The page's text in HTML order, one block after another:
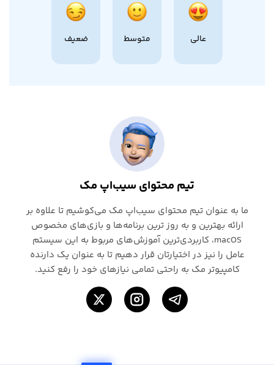
عالی متوسط ضعیف
تیم محتوای سیب‌اپ مک
ما به عنوان تیم محتوای سیب‌اپ مک می‌کوشیم تا علاوه بر
ارائه بهترین و به روز ترین برنامه‌ها و بازی‌های مخصوص
macOS، کاربردی‌ترین آموزش‌های مربوط به این سیستم
عامل را نیز در اختیارتان قرار دهیم تا به عنوان یک دارنده
کامپیوتر مک به راحتی تمامی نیازهای خود را رفع کنید.